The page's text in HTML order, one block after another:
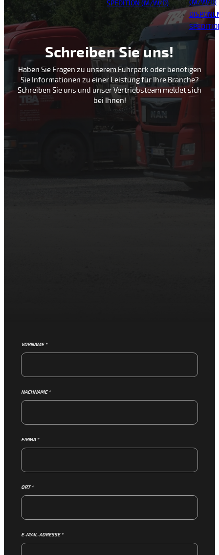
SPEDITION (M/W/D)
(M/W/D)
Schreiben Sie uns!
Haben Sie Fragen zu unserem Fuhrpark oder benötigen
Sie Informationen zu einer Leistung für Ihre Branche?
Schreiben Sie uns und unser Vertriebsteam meldet sich
bei Ihnen!
VORNAME *
NACHNAME *
FIRMA *
ORT *
E-MAIL-ADRESSE *